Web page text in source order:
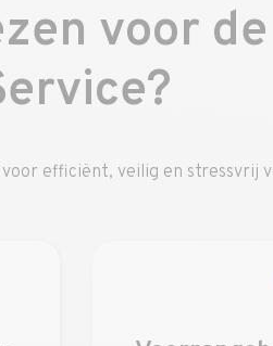
voor
efficiënt, veilig en stressvrij